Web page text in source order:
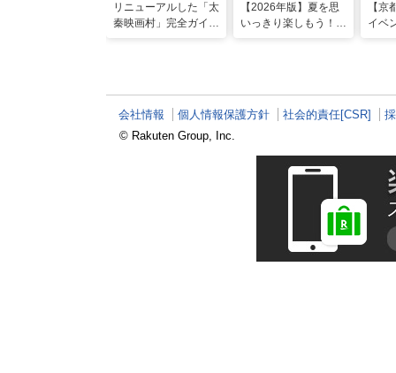
リニューアルした「太
秦映画村」完全ガイ
【2026年版】夏を思
いっきり楽しもう！関
【京
イベ
会社情報 個人情報保護方針 社会的責任[CSR]
© Rakuten Group, Inc.